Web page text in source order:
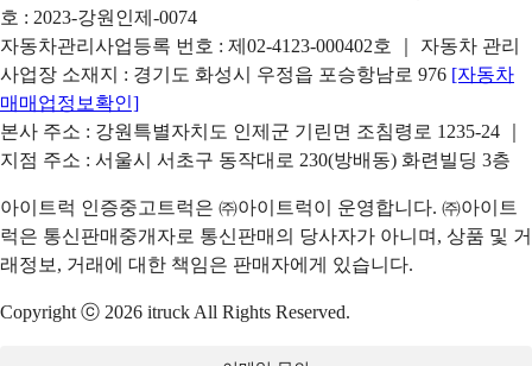
호 : 2023-강원인제-0074
자동차관리사업등록 번호 : 제02-4123-000402호 ｜ 자동차 관리
사업장 소재지 : 경기도 화성시 우정읍 포승항남로 976 [자동차
매매업정보확인]
본사 주소 : 강원특별자치도 인제군 기린면 조침령로 1235-24 ｜
지점 주소 : 서울시 서초구 동작대로 230(방배동) 화련빌딩 3층
아이트럭 인증중고트럭은 ㈜아이트럭이 운영합니다. ㈜아이트
럭은 통신판매중개자로 통신판매의 당사자가 아니며, 상품 및 거
래정보, 거래에 대한 책임은 판매자에게 있습니다.
Copyright ⓒ 2026 itruck All Rights Reserved.